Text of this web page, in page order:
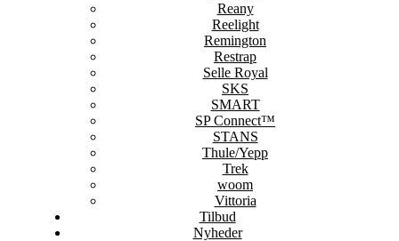
Reany
Reelight
Remington
Restrap
Selle Royal
SKS
SMART
SP Connect™
STANS
Thule/Yepp
Trek
woom
Vittoria
Tilbud
Nyheder